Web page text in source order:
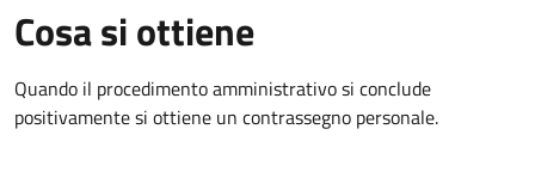
Cosa si ottiene
Quando il procedimento amministrativo si conclude
positivamente si ottiene un contrassegno personale.